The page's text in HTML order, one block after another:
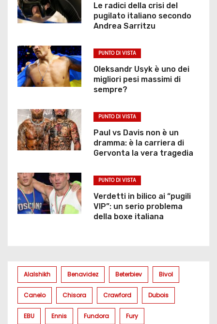
Le radici della crisi del
pugilato italiano secondo
Andrea Sarritzu
PUNTO DI VISTA
Oleksandr Usyk è uno dei
migliori pesi massimi di
sempre?
PUNTO DI VISTA
Paul vs Davis non è un
dramma: è la carriera di
Gervonta la vera tragedia
PUNTO DI VISTA
Verdetti in bilico ai “pugili
VIP”: un serio problema
della boxe italiana
Alalshikh Benavidez Beterbiev Bivol
Canelo Chisora Crawford Dubois
EBU Ennis Fundora Fury